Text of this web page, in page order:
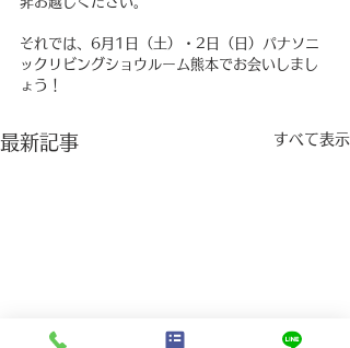
それでは、6月1日（土）・2日（日）パナソニ
ックリビングショウルーム熊本でお会いしまし
ょう！
最新記事 すべて表示